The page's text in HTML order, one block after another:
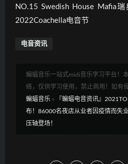
NO.15 Swedish House Mafia
2022Coachella电音节
电音资讯
蝙蝠音乐一站式midi音乐学习平台！
络，仅供学习使用，禁止商用！如有
蝙蝠音乐 »
『蝙蝠电音资讯』
布！86000名夜店从业者因疫情而失
压轴登场！